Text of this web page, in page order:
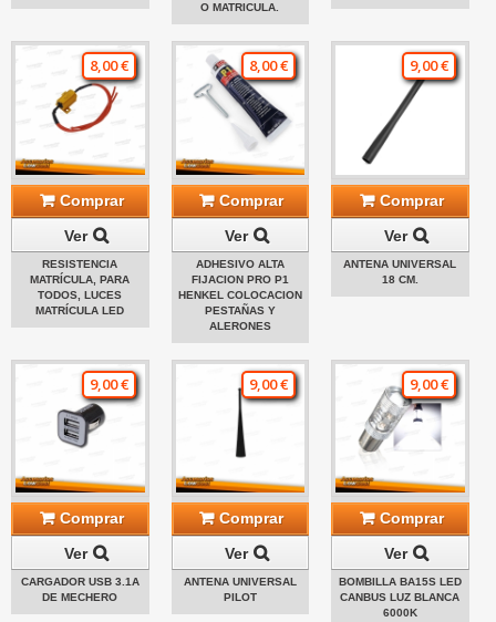
O MATRICULA.
8,00 €
Comprar
Ver
RESISTENCIA
MATRÍCULA, PARA
TODOS, LUCES
MATRÍCULA LED
8,00 €
Comprar
Ver
ADHESIVO ALTA
FIJACION PRO P1
HENKEL COLOCACION
PESTAÑAS Y
ALERONES
9,00 €
Comprar
Ver
ANTENA UNIVERSAL
18 CM.
9,00 €
Comprar
Ver
CARGADOR USB 3.1A
DE MECHERO
9,00 €
Comprar
Ver
ANTENA UNIVERSAL
PILOT
9,00 €
Comprar
Ver
BOMBILLA BA15S LED
CANBUS LUZ BLANCA
6000K